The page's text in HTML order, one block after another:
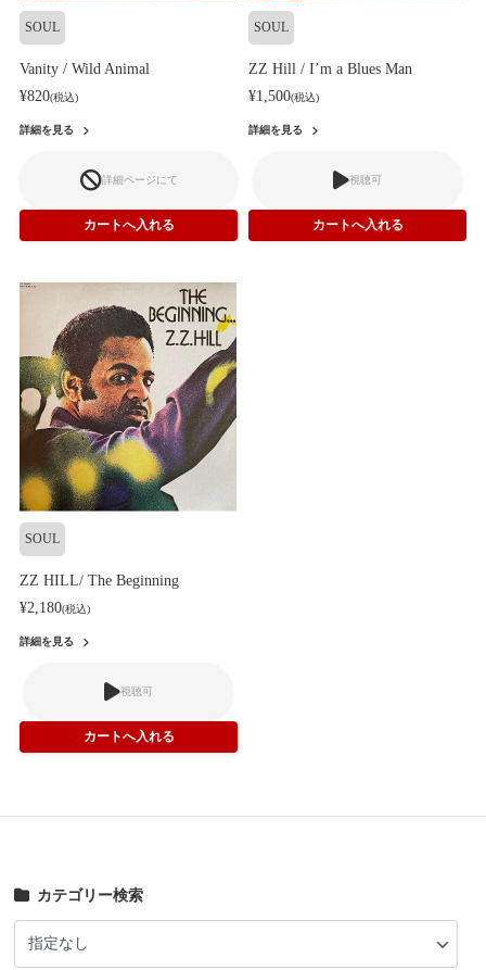
SOUL
Vanity / Wild Animal
¥820(税込)
詳細を見る
詳細ページにて
SOUL
ZZ Hill / I’m a Blues Man
¥1,500(税込)
詳細を見る
視聴可
SOUL
ZZ HILL/ The Beginning
¥2,180(税込)
詳細を見る
視聴可
カテゴリー検索